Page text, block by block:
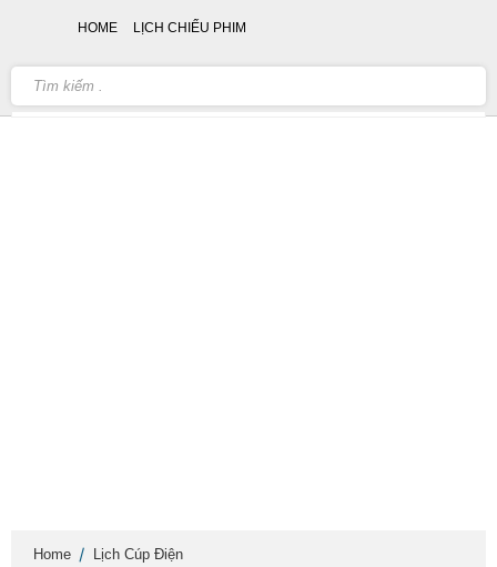
Home Lịch Cúp Điện
HOME LỊCH CHIẾU PHIM